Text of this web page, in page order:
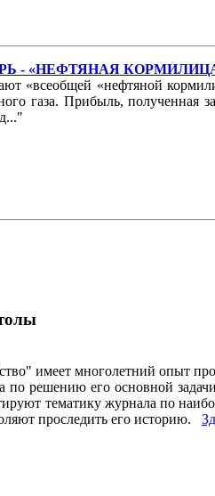
«НЕФТЯНАЯ КОРМИЛИЦА»
«всеобщей «нефтяной
газа. Прибыль,
имеет многолетний опыт
решению его основной
тематику журнала по
проследить его историю.